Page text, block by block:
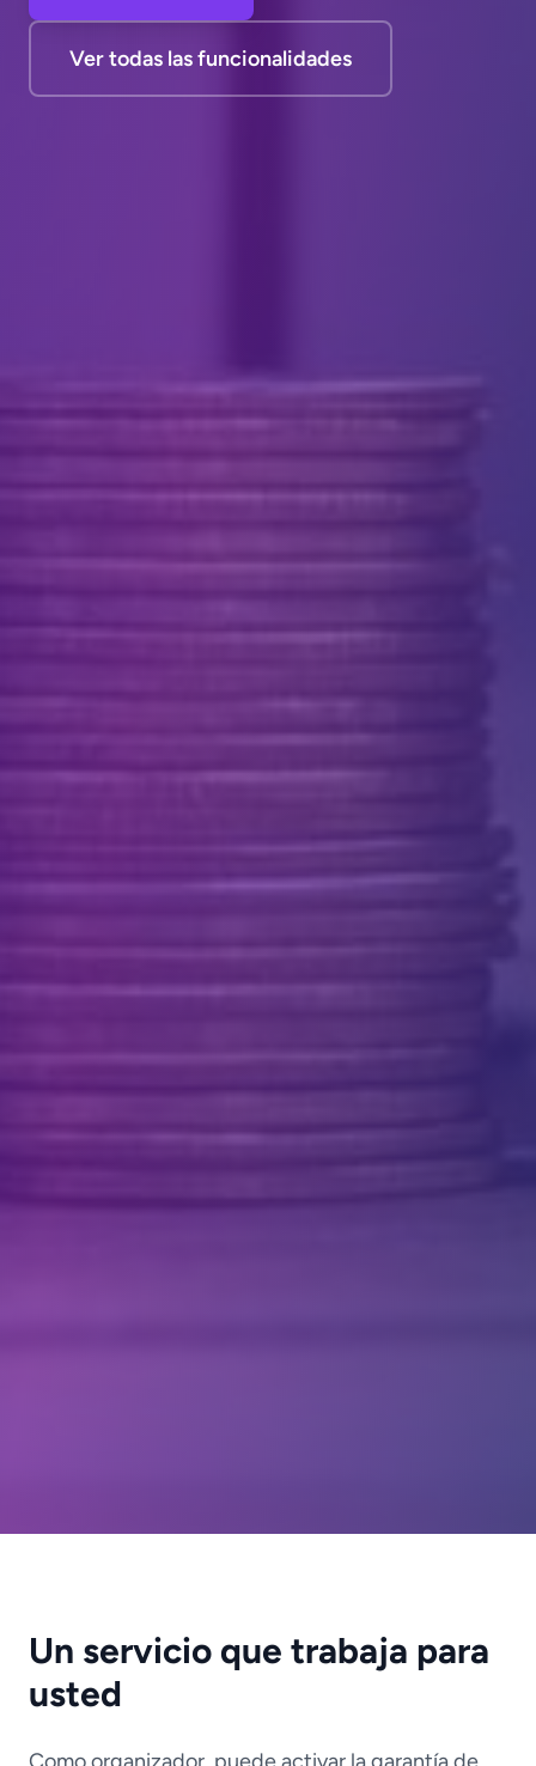
Ver todas las funcionalidades
Un servicio que trabaja para
usted
Como organizador, puede activar la garantía de